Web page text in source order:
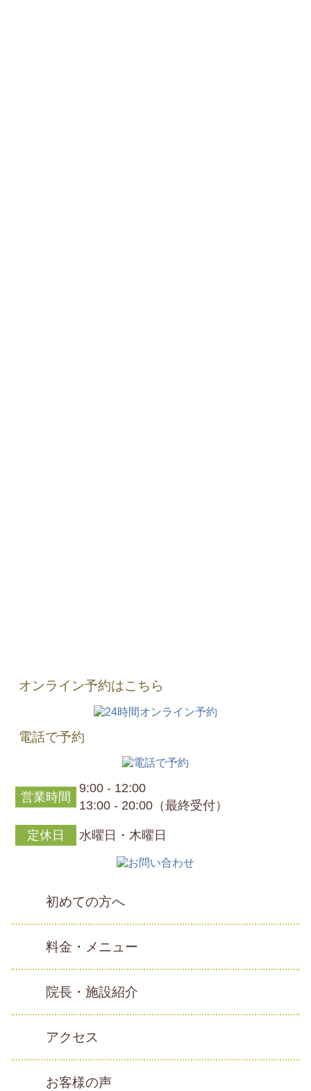
オンライン予約はこちら
電話で予約
営業時間
9:00 - 12:00
13:00 - 20:00（最終受付）
定休日 水曜日・木曜日
初めての方へ
料金・メニュー
院長・施設紹介
アクセス
お客様の声